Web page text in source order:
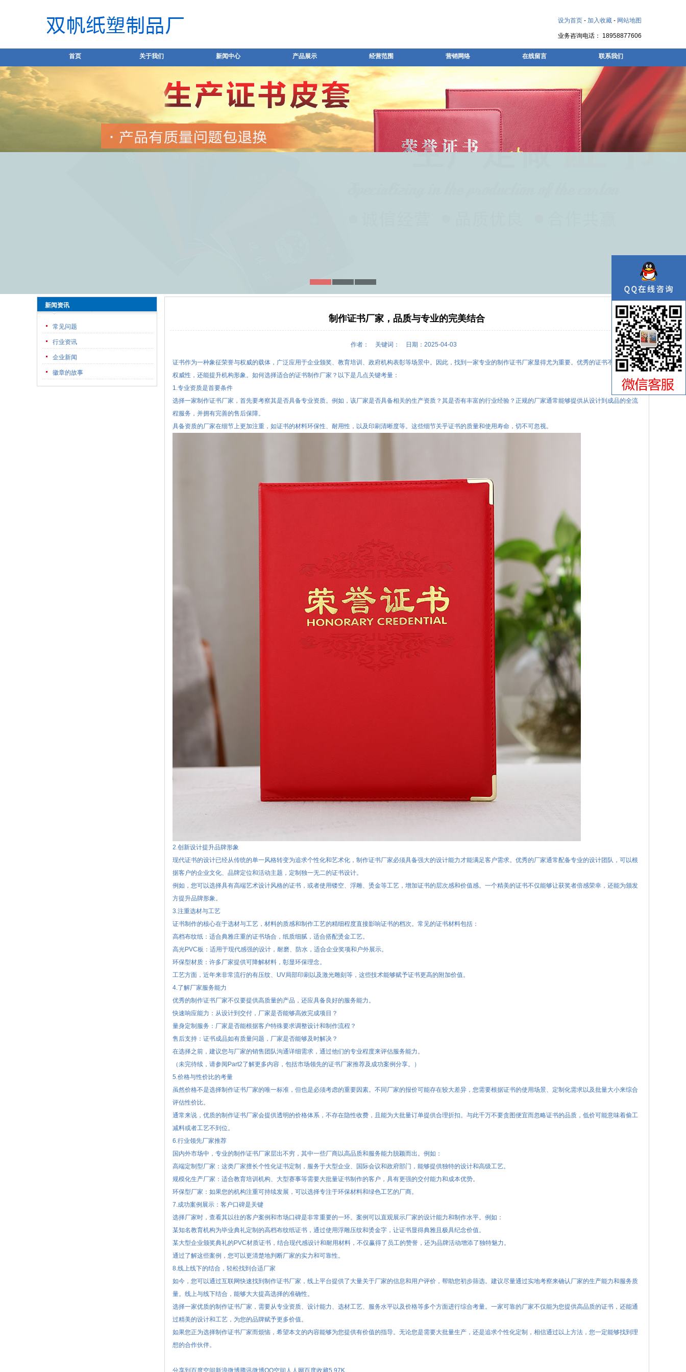
设为首页 - 加入收藏 - 网站地图
业务咨询电话： 18958877606
首页 关于我们 新闻中心 产品展示 经营范围 营销网络 在线留言 联系我们
新闻资讯
常见问题
行业资讯
企业新闻
徽章的故事
制作证书厂家，品质与专业的完美结合
作者： 关键词： 日期：2025-04-03
证书作为一种象征荣誉与权威的载体，广泛应用于企业颁奖、教育培训、政府机构表彰等场景中。因此，找到一家专业的制作证书厂家显得尤为重要。优秀的证书不仅能彰显
权威性，还能提升机构形象。如何选择适合的证书制作厂家？以下是几点关键考量：
1.专业资质是首要条件
选择一家制作证书厂家，首先要考察其是否具备专业资质。例如，该厂家是否具备相关的生产资质？其是否有丰富的行业经验？正规的厂家通常能够提供从设计到成品的全流
程服务，并拥有完善的售后保障。
具备资质的厂家在细节上更加注重，如证书的材料环保性、耐用性，以及印刷清晰度等。这些细节关乎证书的质量和使用寿命，切不可忽视。
2.创新设计提升品牌形象
现代证书的设计已经从传统的单一风格转变为追求个性化和艺术化，制作证书厂家必须具备强大的设计能力才能满足客户需求。优秀的厂家通常配备专业的设计团队，可以根
据客户的企业文化、品牌定位和活动主题，定制独一无二的证书设计。
例如，您可以选择具有高端艺术设计风格的证书，或者使用镂空、浮雕、烫金等工艺，增加证书的层次感和价值感。一个精美的证书不仅能够让获奖者倍感荣幸，还能为颁发
方提升品牌形象。
3.注重选材与工艺
证书制作的核心在于选材与工艺，材料的质感和制作工艺的精细程度直接影响证书的档次。常见的证书材料包括：
高档布纹纸：适合典雅庄重的证书场合，纸质细腻，适合搭配烫金工艺。
高光PVC板：适用于现代感强的设计，耐磨、防水，适合企业奖项和户外展示。
环保型材质：许多厂家提供可降解材料，彰显环保理念。
工艺方面，近年来非常流行的有压纹、UV局部印刷以及激光雕刻等，这些技术能够赋予证书更高的附加价值。
4.了解厂家服务能力
优秀的制作证书厂家不仅要提供高质量的产品，还应具备良好的服务能力。
快速响应能力：从设计到交付，厂家是否能够高效完成项目？
量身定制服务：厂家是否能根据客户特殊要求调整设计和制作流程？
售后支持：证书成品如有质量问题，厂家是否能够及时解决？
在选择之前，建议您与厂家的销售团队沟通详细需求，通过他们的专业程度来评估服务能力。
（未完待续，请参阅Part2了解更多内容，包括市场领先的证书厂家推荐及成功案例分享。）
5.价格与性价比的考量
虽然价格不是选择制作证书厂家的唯一标准，但也是必须考虑的重要因素。不同厂家的报价可能存在较大差异，您需要根据证书的使用场景、定制化需求以及批量大小来综合
评估性价比。
通常来说，优质的制作证书厂家会提供透明的价格体系，不存在隐性收费，且能为大批量订单提供合理折扣。与此千万不要贪图便宜而忽略证书的品质，低价可能意味着偷工
减料或者工艺不到位。
6.行业领先厂家推荐
国内外市场中，专业的制作证书厂家层出不穷，其中一些厂商以高品质和服务能力脱颖而出。例如：
高端定制型厂家：这类厂家擅长个性化证书定制，服务于大型企业、国际会议和政府部门，能够提供独特的设计和高级工艺。
规模化生产厂家：适合教育培训机构、大型赛事等需要大批量证书制作的客户，具有更强的交付能力和成本优势。
环保型厂家：如果您的机构注重可持续发展，可以选择专注于环保材料和绿色工艺的厂商。
7.成功案例展示：客户口碑是关键
选择厂家时，查看其以往的客户案例和市场口碑是非常重要的一环。案例可以直观展示厂家的设计能力和制作水平。例如：
某知名教育机构为毕业典礼定制的高档布纹纸证书，通过使用浮雕压纹和烫金字，让证书显得典雅且极具纪念价值。
某大型企业颁奖典礼的PVC材质证书，结合现代感设计和耐用材料，不仅赢得了员工的赞誉，还为品牌活动增添了独特魅力。
通过了解这些案例，您可以更清楚地判断厂家的实力和可靠性。
8.线上线下的结合，轻松找到合适厂家
如今，您可以通过互联网快速找到制作证书厂家，线上平台提供了大量关于厂家的信息和用户评价，帮助您初步筛选。建议尽量通过实地考察来确认厂家的生产能力和服务质
量。线上与线下结合，能够大大提高选择的准确性。
选择一家优质的制作证书厂家，需要从专业资质、设计能力、选材工艺、服务水平以及价格等多个方面进行综合考量。一家可靠的厂家不仅能为您提供高品质的证书，还能通
过精美的设计和工艺，为您的品牌赋予更多价值。
如果您正为选择制作证书厂家而烦恼，希望本文的内容能够为您提供有价值的指导。无论您是需要大批量生产，还是追求个性化定制，相信通过以上方法，您一定能够找到理
想的合作伙伴。
分享到 百度空间 新浪微博腾讯微博QQ空间 人人网百度收藏5.97K